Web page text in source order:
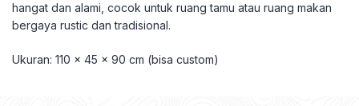
hangat dan alami, cocok untuk ruang tamu atau ruang makan
bergaya rustic dan tradisional.
Ukuran: 110 x 45 x 90 cm (bisa custom)